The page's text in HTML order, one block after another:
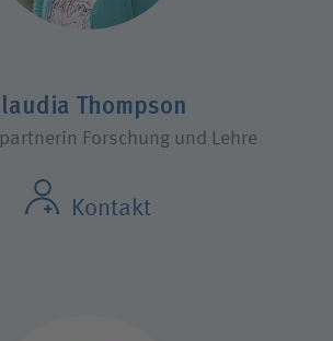
Thompson
Forschung und Lehre
Kontakt